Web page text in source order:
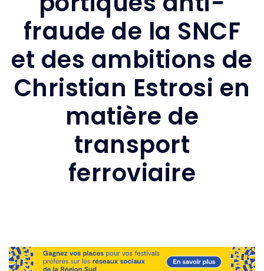
fraude de la SNCF
et des ambitions de
Christian Estrosi en
matière de
transport
ferroviaire